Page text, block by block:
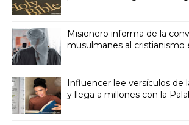
Misionero informa de la
musulmanes al cristianismo
Influencer lee versículos de
y llega a millones con la